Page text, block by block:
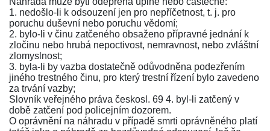
1. nedošlo-li k odsouzení jen pro nepříčetnost, t. j. pro
poruchu duševní nebo poruchu vědomí;
2. bylo-li v činu zatčeného obsaženo přípravné jednání k
zločinu nebo hrubá nepoctivost, nemravnost, nebo zvláštní
zlomyslnost;
3. byla-li by vazba dostatečně odůvodněna podezřením
jiného trestného činu, pro který trestní řízení bylo zavedeno
za trvání vazby;
Slovník veřejného práva českosl. 69 4. byl-li zatčený v
době zatčení pod policejním dozorem.
O oprávnění na náhradu v případě smrti oprávněného platí